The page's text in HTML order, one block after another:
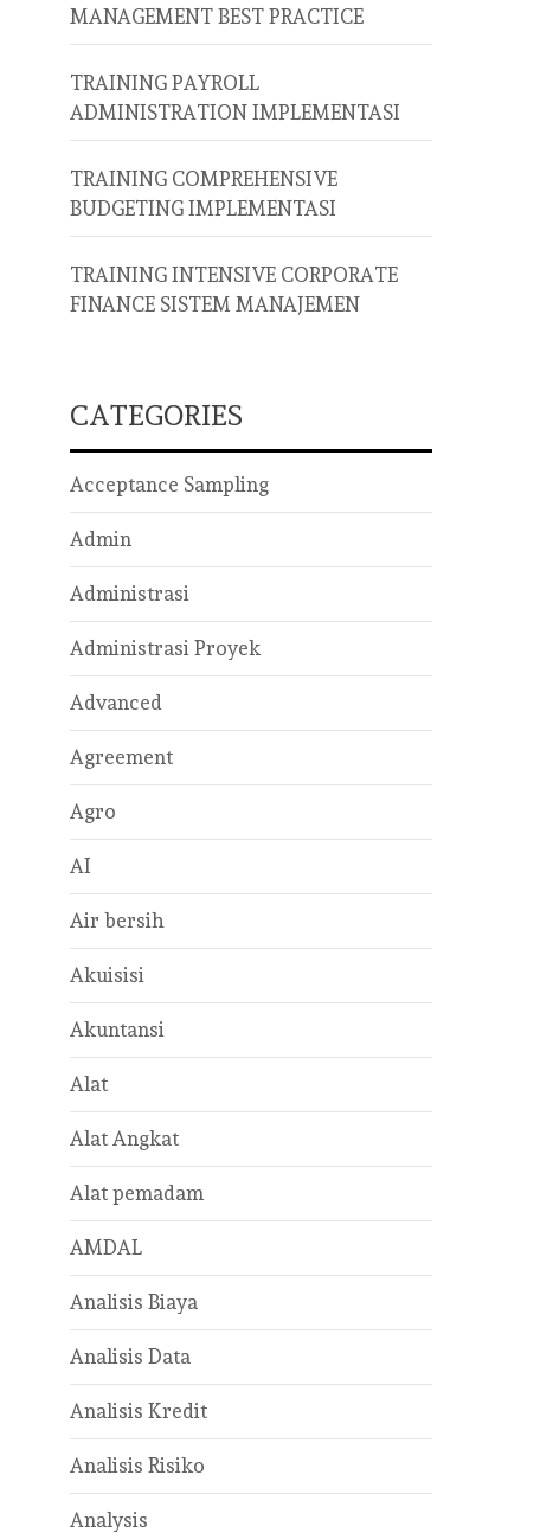
MANAGEMENT BEST PRACTICE
TRAINING PAYROLL
ADMINISTRATION IMPLEMENTASI
TRAINING COMPREHENSIVE
BUDGETING IMPLEMENTASI
TRAINING INTENSIVE CORPORATE
FINANCE SISTEM MANAJEMEN
CATEGORIES
Acceptance Sampling
Admin
Administrasi
Administrasi Proyek
Advanced
Agreement
Agro
AI
Air bersih
Akuisisi
Akuntansi
Alat
Alat Angkat
Alat pemadam
AMDAL
Analisis Biaya
Analisis Data
Analisis Kredit
Analisis Risiko
Analysis